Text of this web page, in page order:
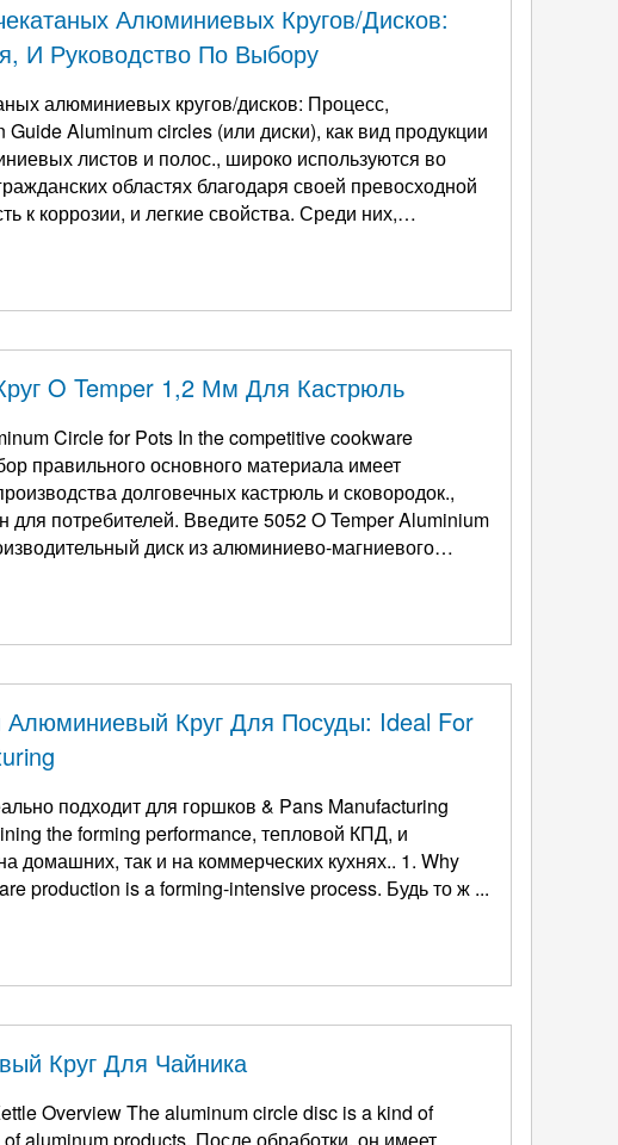
Алюминиевых Кругов/дисков:
И Руководство По Выбору
алюминиевых кругов/дисков: Процесс,
Guide Aluminum circles (или диски), как вид продукции
листов и полос., широко используются во
областях благодаря своей превосходной
к коррозии, и легкие свойства. Среди них,
O Temper 1,2 Мм Для Кастрюль
Circle for Pots In the competitive cookware
правильного основного материала имеет
долговечных кастрюль и сковородок.,
потребителей. Введите 5052 O Temper Aluminium
диск из алюминиево-магниевого
Алюминиевый Круг Для Посуды: Ideal For
подходит для горшков & Pans Manufacturing
the forming performance, тепловой КПД, и
долговечность кастрюль и сковородок, используемых как на домашних, так и на коммерческих кухнях.. 1. Why
production is a forming-intensive process. Будь то ж ...
Круг Для Чайника
Overview The aluminum circle disc is a kind of